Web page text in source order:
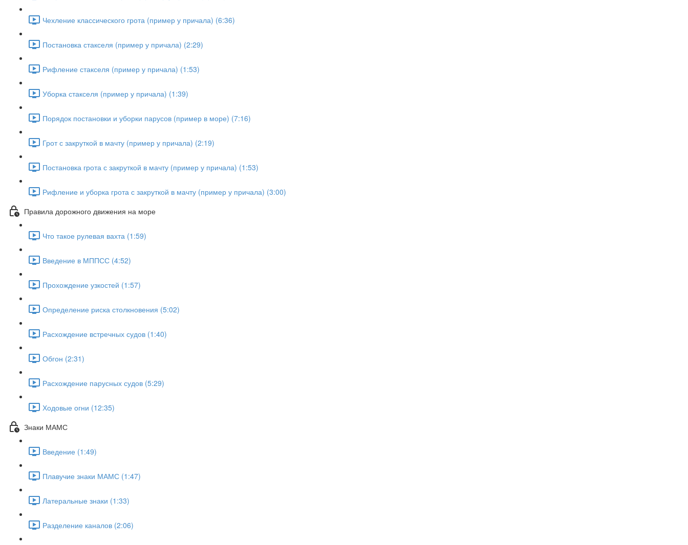
Чехление классического грота (пример у причала) (6:36)
Постановка стакселя (пример у причала) (2:29)
Рифление стакселя (пример у причала) (1:53)
Уборка стакселя (пример у причала) (1:39)
Порядок постановки и уборки парусов (пример в море) (7:16)
Грот с закруткой в мачту (пример у причала) (2:19)
Постановка грота с закруткой в мачту (пример у причала) (1:53)
Рифление и уборка грота с закруткой в мачту (пример у причала) (3:00)
Правила дорожного движения на море
Что такое рулевая вахта (1:59)
Введение в МППСС (4:52)
Прохождение узкостей (1:57)
Определение риска столкновения (5:02)
Расхождение встречных судов (1:40)
Обгон (2:31)
Расхождение парусных судов (5:29)
Ходовые огни (12:35)
Знаки МАМС
Введение (1:49)
Плавучие знаки МАМС (1:47)
Латеральные знаки (1:33)
Разделение каналов (2:06)